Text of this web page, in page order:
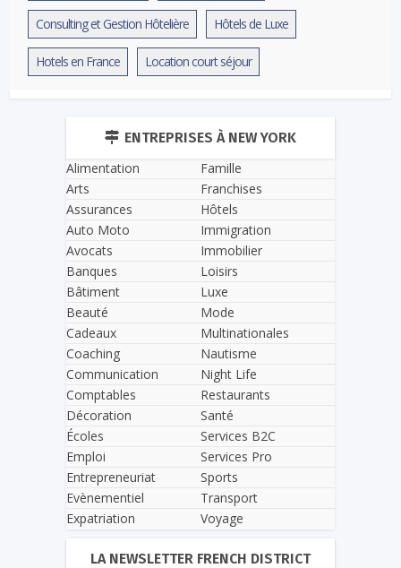
Consulting et Gestion Hôtelière Hôtels de Luxe
Hotels en France Location court séjour
ENTREPRISES À NEW YORK
Alimentation
Arts
Assurances
Auto Moto
Avocats
Banques
Bâtiment
Beauté
Cadeaux
Coaching
Communication
Comptables
Décoration
Écoles
Emploi
Entrepreneuriat
Evènementiel
Expatriation
Famille
Franchises
Hôtels
Immigration
Immobilier
Loisirs
Luxe
Mode
Multinationales
Nautisme
Night Life
Restaurants
Santé
Services B2C
Services Pro
Sports
Transport
Voyage
LA NEWSLETTER FRENCH DISTRICT